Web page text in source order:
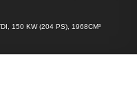
150 KW (204 PS), 1968CM³